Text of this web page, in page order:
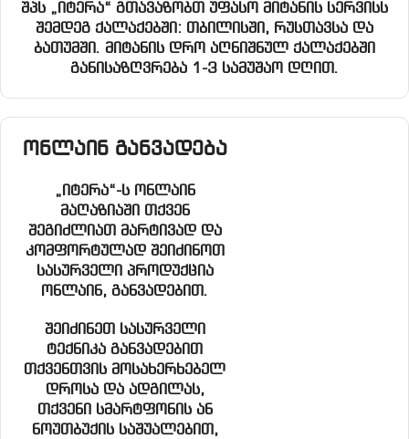
შპს „იტერა“ გთავაზობთ უფასო მიტანის სერვისს
შემდეგ ქალაქებში: თბილისში, რუსთავსა და
ბათუმში. მიტანის დრო აღნიშნულ ქალაქებში
განისაზღვრება 1-3 სამუშაო დღით.
ონლაინ განვადება
„იტერა“-ს ონლაინ
მაღაზიაში თქვენ
შეგიძლიათ მარტივად და
კომფორტულად შეიძინოთ
სასურველი პროდუქცია
ონლაინ, განვადებით.
შეიძინეთ სასურველი
ტექნიკა განვადებით
თქვენთვის მოსახერხებელ
დროსა და ადგილას,
თქვენი სმარტფონის ან
ნოუთბუქის საშუალებით,